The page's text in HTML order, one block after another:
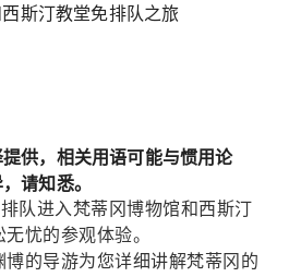
斯汀教堂免排队之旅
供，相关用语可能与惯用论
请知悉。
队进入梵蒂冈博物馆和西斯汀
忧的参观体验。
的导游为您详细讲解梵蒂冈的